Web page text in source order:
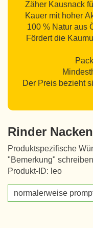
Zäher Kausnack
Kauer mit hoher
100 % Natur aus
Fördert die
Der Preis bezieht
Rinder
Produktspezifische
"Bemerkung"
Produkt-ID: leo
normalerweise